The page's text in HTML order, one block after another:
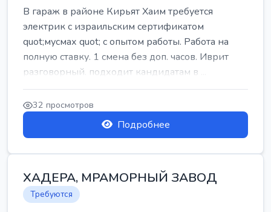
В гараж в районе Кирьят Хаим требуется
электрик с израильским сертификатом
quot;мусмах quot; с опытом работы. Работа на
полную ставку. 1 смена без доп. часов. Иврит
разговорный. подходит кандидатам в ...
32 просмотров
Подробнее
ХАДЕРА, МРАМОРНЫЙ ЗАВОД
Требуются